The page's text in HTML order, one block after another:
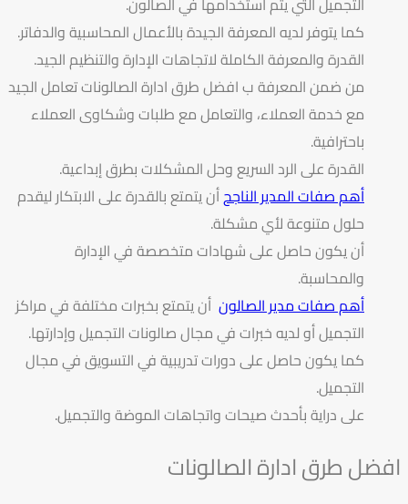
كما يتوفر لديه المعرفة الجيدة بالأعمال المحاسبية والدفاتر.
القدرة والمعرفة الكاملة لاتجاهات الإدارة والتنظيم الجيد.
من ضمن المعرفة ب افضل طرق ادارة الصالونات تعامل الجيد
مع خدمة العملاء، والتعامل مع طلبات وشكاوى العملاء
باحترافية.
القدرة على الرد السريع وحل المشكلات بطرق إبداعية.
أهم صفات المدير الناجحأن يتمتع بالقدرة على الابتكار ليقدم
حلول متنوعة لأي مشكلة.
أن يكون حاصل على شهادات متخصصة في الإدارة
والمحاسبة.
أهم صفات مدير الصالون أن يتمتع بخبرات مختلفة في مراكز
التجميل أو لديه خبرات في مجال صالونات التجميل وإدارتها.
كما يكون حاصل على دورات تدريبية في التسويق في مجال
التجميل.
على دراية بأحدث صيحات واتجاهات الموضة والتجميل.
افضل طرق ادارة الصالونات